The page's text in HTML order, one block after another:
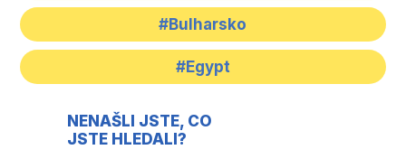
#Bulharsko
#Egypt
NENAŠLI JSTE, CO
JSTE HLEDALI?